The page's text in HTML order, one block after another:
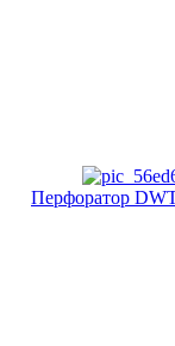
Перфоратор